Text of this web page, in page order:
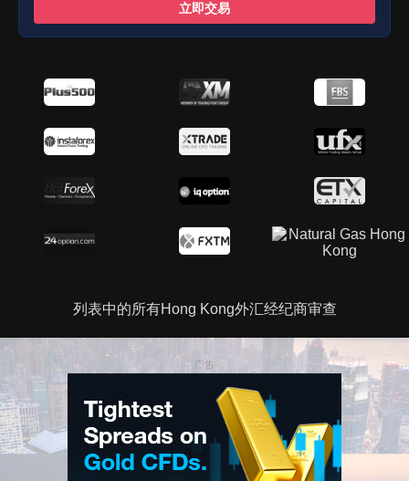
立即交易
列表中的所有Hong Kong外汇经纪商审查
广告